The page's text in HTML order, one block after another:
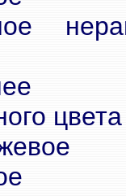
цвета